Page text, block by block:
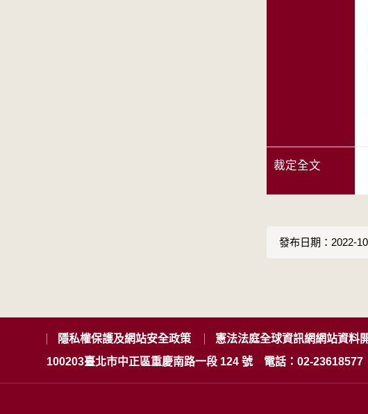
裁定全文
發布日期：2022-
隱私權保護及網站安全政策
憲法法庭全球資訊網網站資料
100203臺北市中正區重慶南路一段 124 號
電話：02-23618577